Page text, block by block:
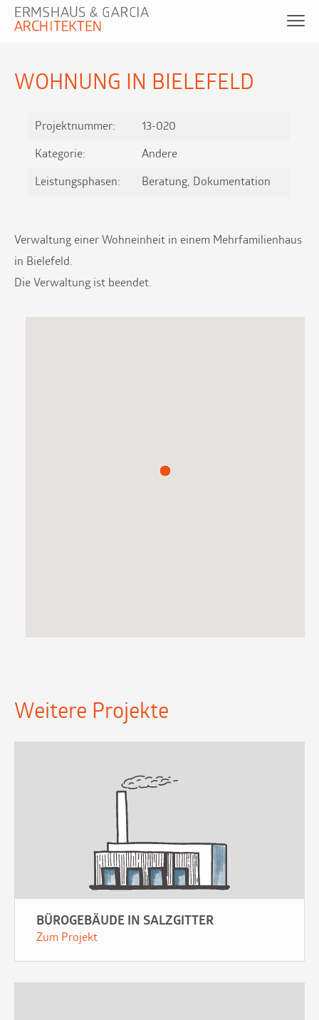
WOHNUNG IN BIELEFELD
Projektnummer: 13-020
Kategorie: Andere
Leistungsphasen: Beratung, Dokumentation
Verwaltung einer Wohneinheit in einem Mehrfamilienhaus
in Bielefeld.
Die Verwaltung ist beendet.
Weitere Projekte
BÜROGEBÄUDE IN SALZGITTER
Zum Projekt